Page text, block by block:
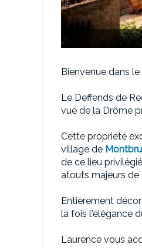
Bienvenue dans
Le Deffends de
vue de la Drôme
Cette propriété
village de
de ce lieu
atouts majeurs de
Entièrement
la fois l'élégance
Laurence vous